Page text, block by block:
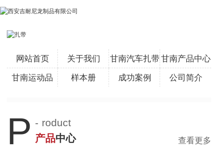
网站首页 关于我们 甘南汽车扎带 甘南产品中心
甘南运动品 样本册 成功案例 公司简介
P - roduct
产品中心 查看更多